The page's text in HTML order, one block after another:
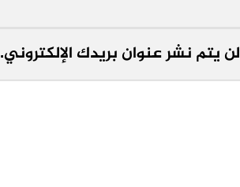
لن يتم نشر عنوان بريدك الإلكتروني.